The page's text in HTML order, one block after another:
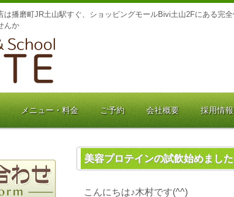
は播磨町JR土山駅すぐ、ショッピングモールBivi土山2Fにある完
んか
メニュー・料金 ご予約 会社概要 採用情報
美容プロテインの試飲始めまし
こんにちは♪木村です(^^)